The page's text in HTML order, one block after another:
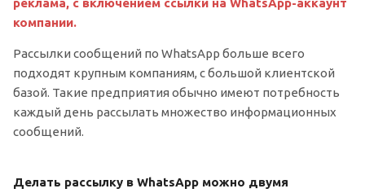
компании.
Рассылки сообщений по WhatsApp больше всего
подходят крупным компаниям, с большой клиентской
базой. Такие предприятия обычно имеют потребность
каждый день рассылать множество информационных
сообщений.
Делать рассылку в WhatsApp можно двумя